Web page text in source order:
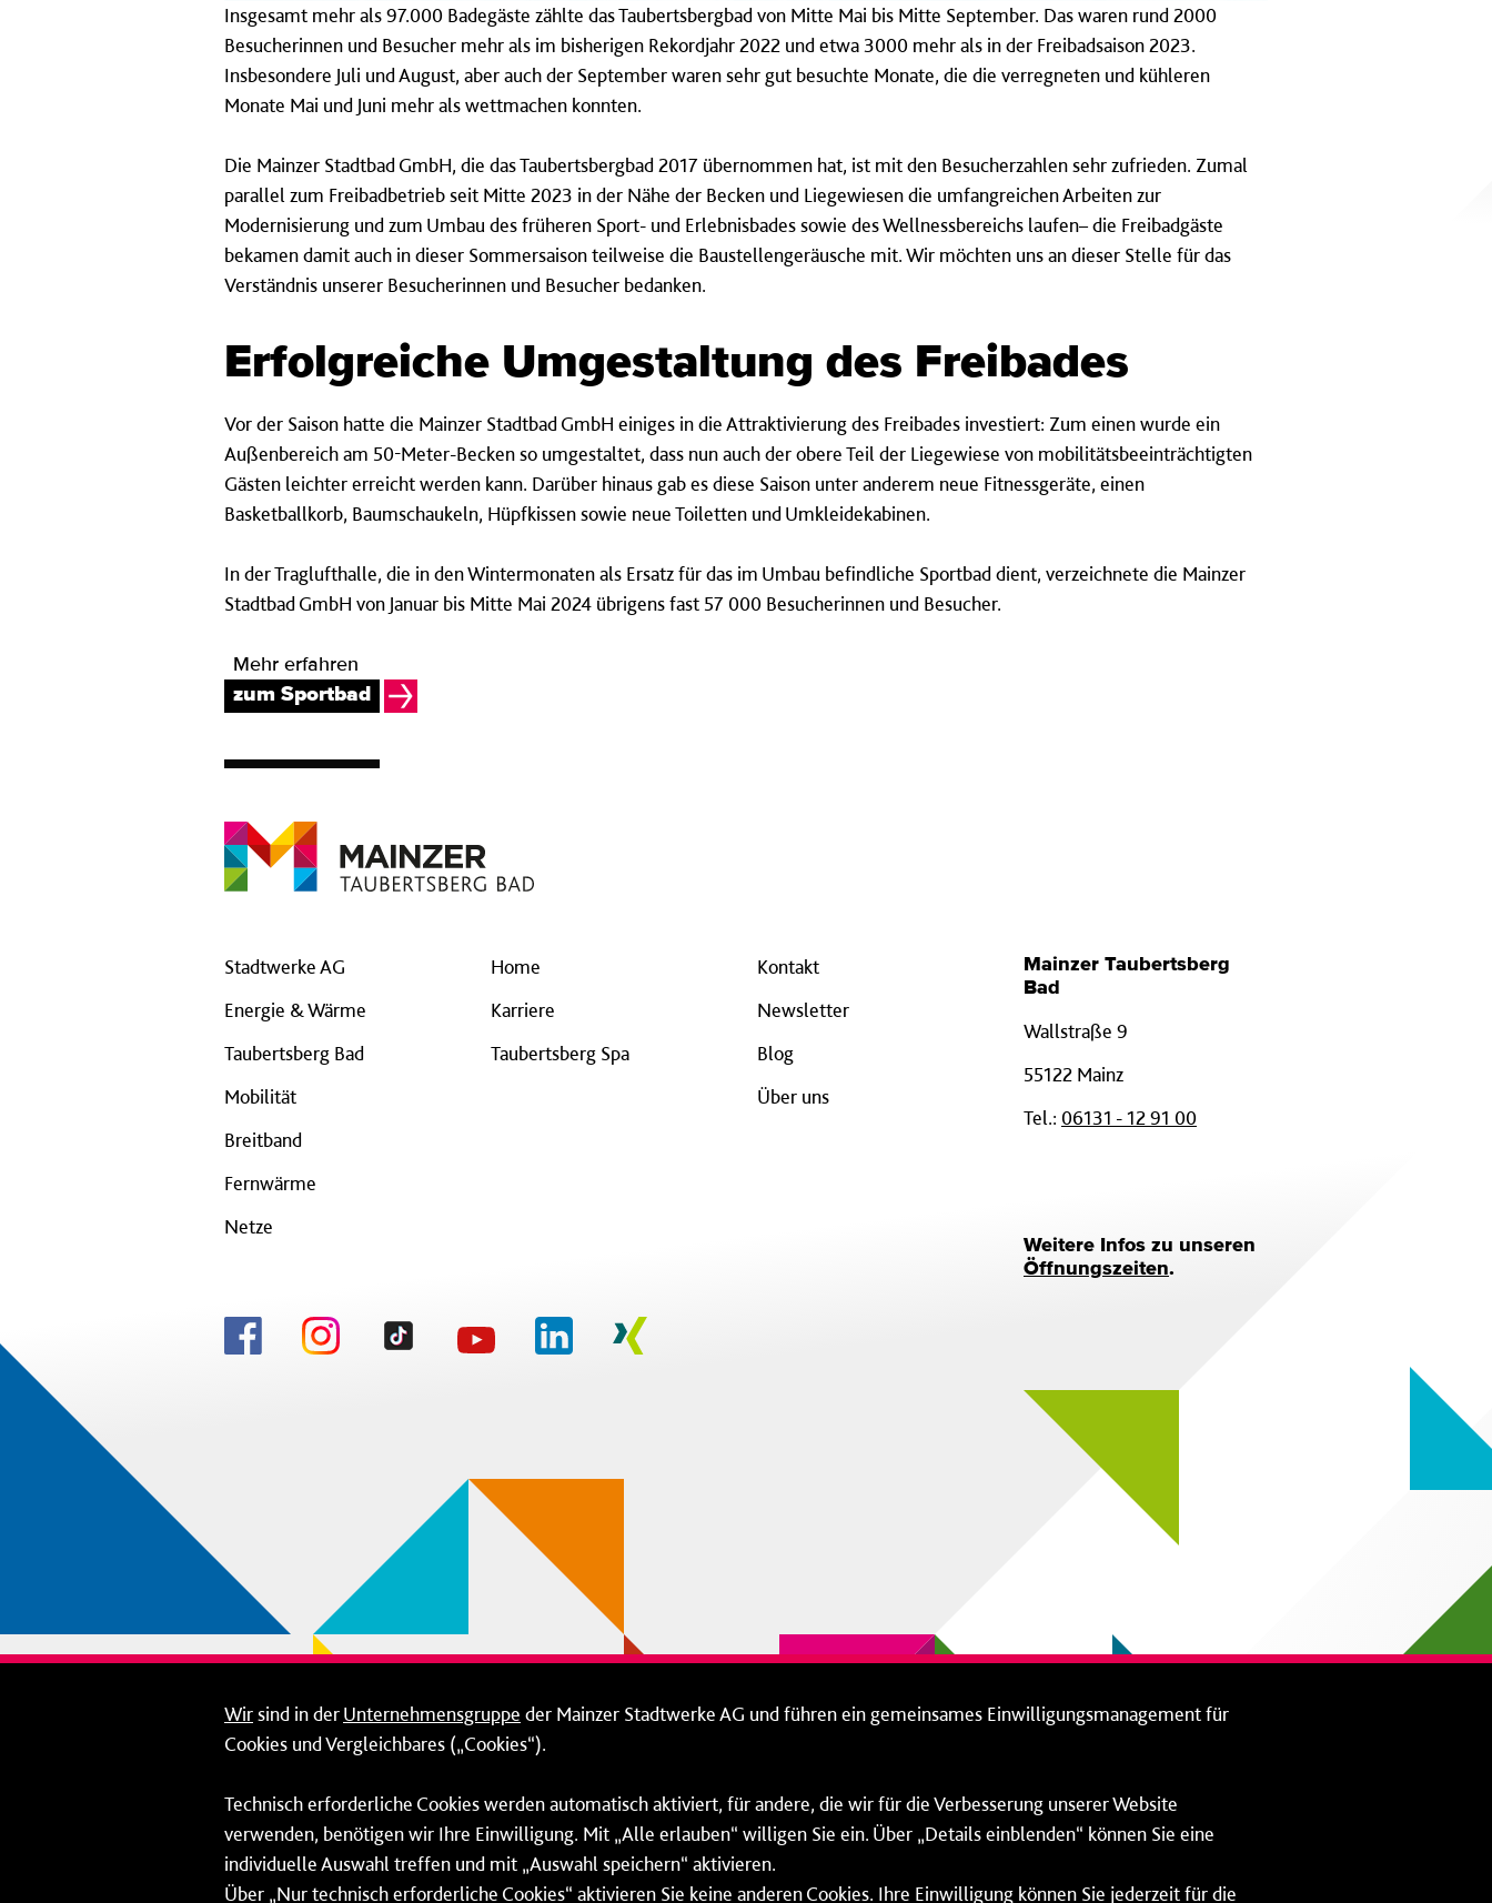
Insgesamt mehr als 97.000 Badegäste zählte das Taubertsbergbad von Mitte Mai bis Mitte September. Das waren rund 2000
Besucherinnen und Besucher mehr als im bisherigen Rekordjahr 2022 und etwa 3000 mehr als in der Freibadsaison 2023.
Insbesondere Juli und August, aber auch der September waren sehr gut besuchte Monate, die die verregneten und kühleren
Monate Mai und Juni mehr als wettmachen konnten.
Die Mainzer Stadtbad GmbH, die das Taubertsbergbad 2017 übernommen hat, ist mit den Besucherzahlen sehr zufrieden. Zumal
parallel zum Freibadbetrieb seit Mitte 2023 in der Nähe der Becken und Liegewiesen die umfangreichen Arbeiten zur
Modernisierung und zum Umbau des früheren Sport- und Erlebnisbades sowie des Wellnessbereichs laufen– die Freibadgäste
bekamen damit auch in dieser Sommersaison teilweise die Baustellengeräusche mit. Wir möchten uns an dieser Stelle für das
Verständnis unserer Besucherinnen und Besucher bedanken.
Erfolgreiche Umgestaltung des Freibades
Vor der Saison hatte die Mainzer Stadtbad GmbH einiges in die Attraktivierung des Freibades investiert: Zum einen wurde ein
Außenbereich am 50-Meter-Becken so umgestaltet, dass nun auch der obere Teil der Liegewiese von mobilitätsbeeinträchtigten
Gästen leichter erreicht werden kann. Darüber hinaus gab es diese Saison unter anderem neue Fitnessgeräte, einen
Basketballkorb, Baumschaukeln, Hüpfkissen sowie neue Toiletten und Umkleidekabinen.
In der Traglufthalle, die in den Wintermonaten als Ersatz für das im Umbau befindliche Sportbad dient, verzeichnete die Mainzer
Stadtbad GmbH von Januar bis Mitte Mai 2024 übrigens fast 57 000 Besucherinnen und Besucher.
Mehr erfahren
zum Sportbad
Stadtwerke AG
Energie & Wärme
Taubertsberg Bad
Mobilität
Breitband
Fernwärme
Netze
Home
Karriere
Taubertsberg Spa
Kontakt
Newsletter
Blog
Über uns
Mainzer Taubertsberg
Bad
Wallstraße 9
55122 Mainz
Tel.: 06131 - 12 91 00
Weitere Infos zu unseren
Öffnungszeiten.
Wirsind in derUnternehmensgruppe der Mainzer Stadtwerke AG und führen ein gemeinsames Einwilligungsmanagement für
Cookies und Vergleichbares („Cookies“).
Technisch erforderliche Cookies werden automatisch aktiviert, für andere, die wir für die Verbesserung unserer Website
verwenden, benötigen wir Ihre Einwilligung. Mit „Alle erlauben“ willigen Sie ein. Über „Details einblenden“ können Sie eine
individuelle Auswahl treffen und mit „Auswahl speichern“ aktivieren.
Über „Nur technisch erforderliche Cookies“ aktivieren Sie keine anderen Cookies. Ihre Einwilligung können Sie jederzeit für die